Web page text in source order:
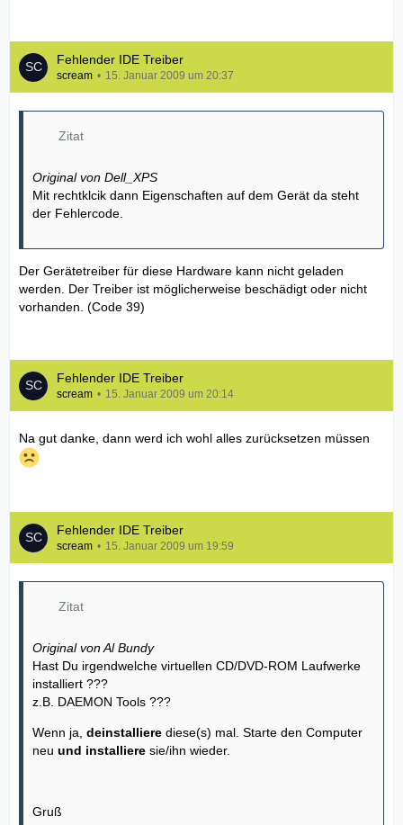
Fehlender IDE Treiber
scream 15. Januar 2009 um 20:37
Zitat
Original von Dell_XPS
Mit rechtklcik dann Eigenschaften auf dem Gerät da steht
der Fehlercode.
Der Gerätetreiber für diese Hardware kann nicht geladen
werden. Der Treiber ist möglicherweise beschädigt oder nicht
vorhanden. (Code 39)
Fehlender IDE Treiber
scream 15. Januar 2009 um 20:14
Na gut danke, dann werd ich wohl alles zurücksetzen müssen
Fehlender IDE Treiber
scream 15. Januar 2009 um 19:59
Zitat
Original von Al Bundy
Hast Du irgendwelche virtuellen CD/DVD-ROM Laufwerke
installiert ???
z.B. DAEMON Tools ???
Wenn ja, deinstalliere diese(s) mal. Starte den Computer
neu und installiere sie/ihn wieder.
Gruß